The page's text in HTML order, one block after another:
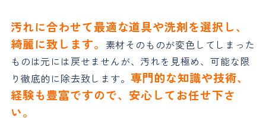
汚れに合わせて最適な道具や洗剤を選択し、
綺麗に致します。 素材そのものが変色してしまった
ものは元には戻せませんが、汚れを見極め、可能な限
り徹底的に除去致します。 専門的な知識や技術、
経験も豊富ですので、安心してお任せ下さ
い。